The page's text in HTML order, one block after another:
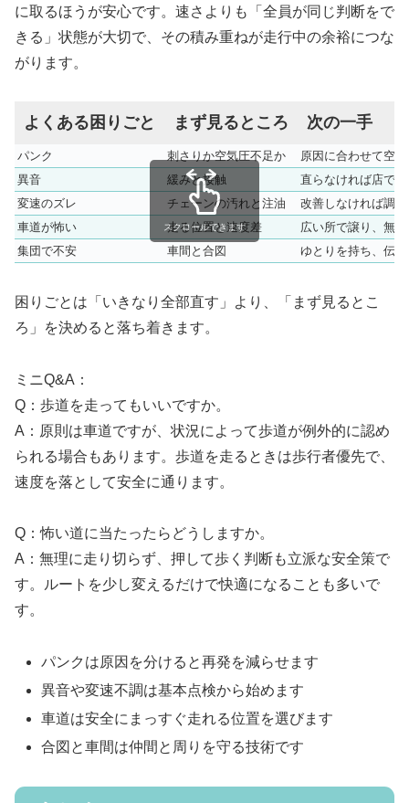
に取るほうが安心です。速さよりも「全員が同じ判断をで
きる」状態が大切で、その積み重ねが走行中の余裕につな
がります。
よくある困りごと まず見るところ 次の一手
パンク 刺さりか空気圧不足か
原因に合わせて空
異音
緩みと接触
直らなければ店で
変速のズレ
チェーンの汚れと注油
改善しなければ調
車道が怖い
走る位置と速度差
広い所で譲り、無
集団で不安
車間と合図 ゆとりを持ち、伝
スクロールできます
困りごとは「いきなり全部直す」より、「まず見るとこ
ろ」を決めると落ち着きます。
ミニQ&A：
Q：歩道を走ってもいいですか。
A：原則は車道ですが、状況によって歩道が例外的に認め
られる場合もあります。歩道を走るときは歩行者優先で、
速度を落として安全に通ります。
Q：怖い道に当たったらどうしますか。
A：無理に走り切らず、押して歩く判断も立派な安全策で
す。ルートを少し変えるだけで快適になることも多いで
す。
パンクは原因を分けると再発を減らせます
異音や変速不調は基本点検から始めます
車道は安全にまっすぐ走れる位置を選びます
合図と車間は仲間と周りを守る技術です